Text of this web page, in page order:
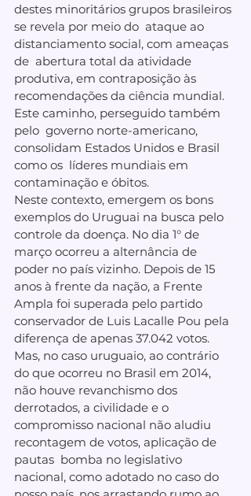
destes minoritários grupos brasileiros
se revela por meio do  ataque ao
distanciamento social, com ameaças
de  abertura total da atividade
produtiva, em contraposição às
recomendações da ciência mundial.
Este caminho, perseguido também
pelo  governo norte-americano,
consolidam Estados Unidos e Brasil
como os  líderes mundiais em
contaminação e óbitos.
Neste contexto, emergem os bons
exemplos do Uruguai na busca pelo
controle da doença. No dia 1° de
março ocorreu a alternância de
poder no país vizinho. Depois de 15
anos à frente da nação, a Frente
Ampla foi superada pelo partido
conservador de Luis Lacalle Pou pela
diferença de apenas 37.042 votos.
Mas, no caso uruguaio, ao contrário
do que ocorreu no Brasil em 2014,
não houve revanchismo dos
derrotados, a civilidade e o
compromisso nacional não aludiu
recontagem de votos, aplicação de
pautas  bomba no legislativo
nacional, como adotado no caso do